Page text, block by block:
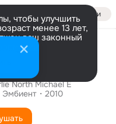
Войти
чтобы улучшить
менее 13 лет,
ваш законный
Like These
North Michael E
Эмбиент 2010